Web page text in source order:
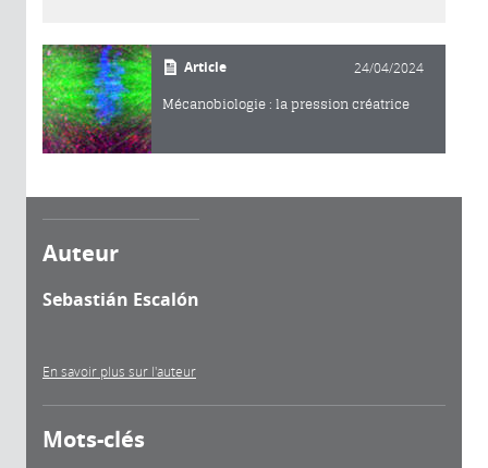
Article 24/04/2024
Mécanobiologie : la pression créatrice
Auteur
Sebastián Escalón
En savoir plus sur l'auteur
Mots-clés